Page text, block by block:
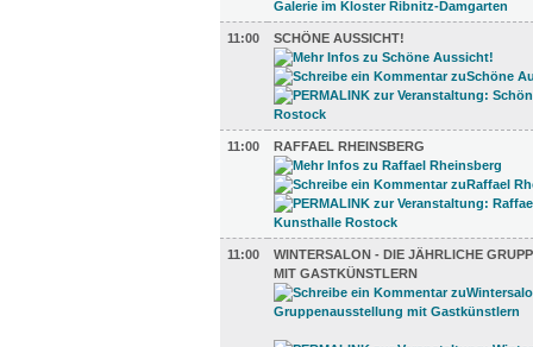
11:00 SCHÖNE AUSSICHT!
11:00 RAFFAEL RHEINSBERG
11:00
WINTERSALON - DIE JÄHRLICHE
MIT GASTKÜNSTLERN